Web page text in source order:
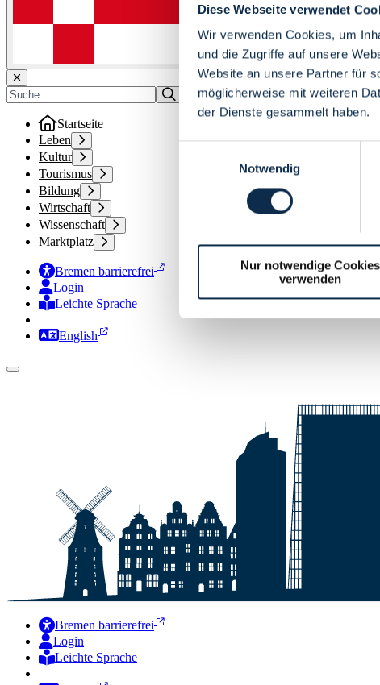
Diese Webseite verwendet
Wir verwenden Cookies, um
und die Zugriffe auf unsere
Website an unsere Partner für
möglicherweise mit weiteren
der Dienste gesammelt haben.
Notwendig
Nur notwendige Cookies
verwenden
Startseite
Leben
Kultur
Tourismus
Bildung
Wirtschaft
Wissenschaft
Marktplatz
Bremen barrierefrei
Login
Leichte Sprache
Zur Deutschen Gebärdensprache
English
Bremen barrierefrei
Login
Leichte Sprache